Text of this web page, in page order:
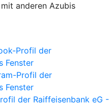
anderen Azubis
Profil der
Fenster
Profil der
Fenster
der Raiffeisenbank eG -